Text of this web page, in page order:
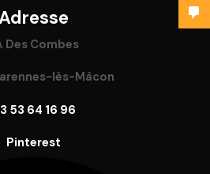
Des Combes
lès-Mâcon
53 64 16 96
Pinterest